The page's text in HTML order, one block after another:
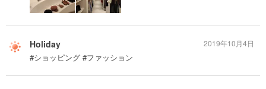
Holiday
#ショッピング #ファッション
2019年10月4日